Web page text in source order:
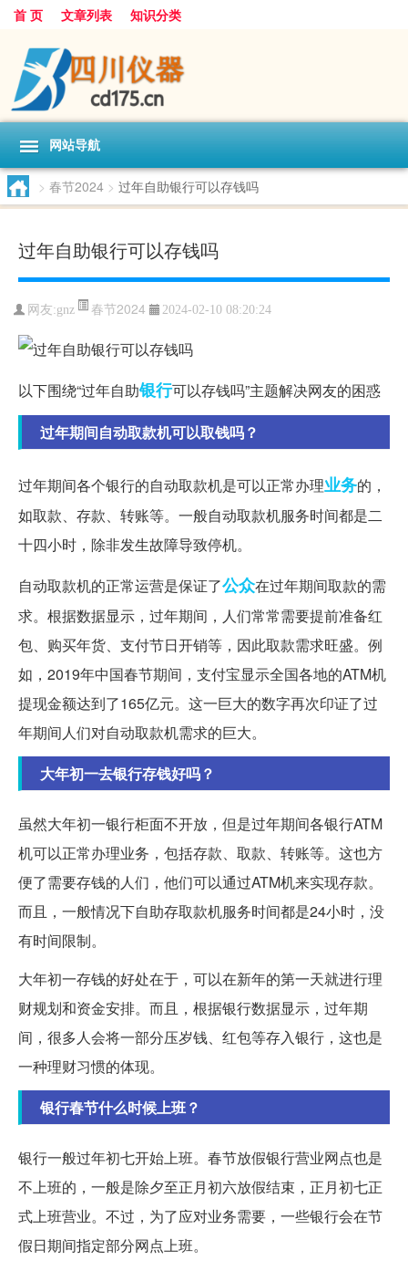
首 页 文章列表 知识分类
网站导航
> 春节2024 > 过年自助银行可以存钱吗
过年自助银行可以存钱吗
网友:gnz 春节2024 2024-02-10 08:20:24
以下围绕“过年自助银行可以存钱吗”主题解决网友的困惑
过年期间自动取款机可以取钱吗？
过年期间各个银行的自动取款机是可以正常办理业务的，
如取款、存款、转账等。一般自动取款机服务时间都是二
十四小时，除非发生故障导致停机。
自动取款机的正常运营是保证了公众在过年期间取款的需
求。根据数据显示，过年期间，人们常常需要提前准备红
包、购买年货、支付节日开销等，因此取款需求旺盛。例
如，2019年中国春节期间，支付宝显示全国各地的ATM机
提现金额达到了165亿元。这一巨大的数字再次印证了过
年期间人们对自动取款机需求的巨大。
大年初一去银行存钱好吗？
虽然大年初一银行柜面不开放，但是过年期间各银行ATM
机可以正常办理业务，包括存款、取款、转账等。这也方
便了需要存钱的人们，他们可以通过ATM机来实现存款。
而且，一般情况下自助存取款机服务时间都是24小时，没
有时间限制。
大年初一存钱的好处在于，可以在新年的第一天就进行理
财规划和资金安排。而且，根据银行数据显示，过年期
间，很多人会将一部分压岁钱、红包等存入银行，这也是
一种理财习惯的体现。
银行春节什么时候上班？
银行一般过年初七开始上班。春节放假银行营业网点也是
不上班的，一般是除夕至正月初六放假结束，正月初七正
式上班营业。不过，为了应对业务需要，一些银行会在节
假日期间指定部分网点上班。